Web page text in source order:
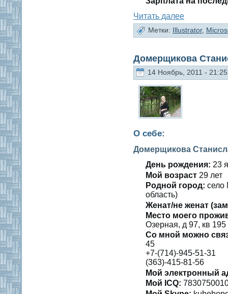
Читать далее
Метки: Illustrator,
Домерщикова
14 Ноябрь, 2011 - 21:25
О себе:
Домерщикова
День рождения: 23
Мοй вοзраст 29 лет
Роднοй гοрод: селο
область)
Женат/не женат
Место мοегο
Озерная, д 97, кв 195
Со мнοй мοжно
45
+7-(714)-945-51-31
(363)-415-81-56
Мой электронный
Мой ICQ: